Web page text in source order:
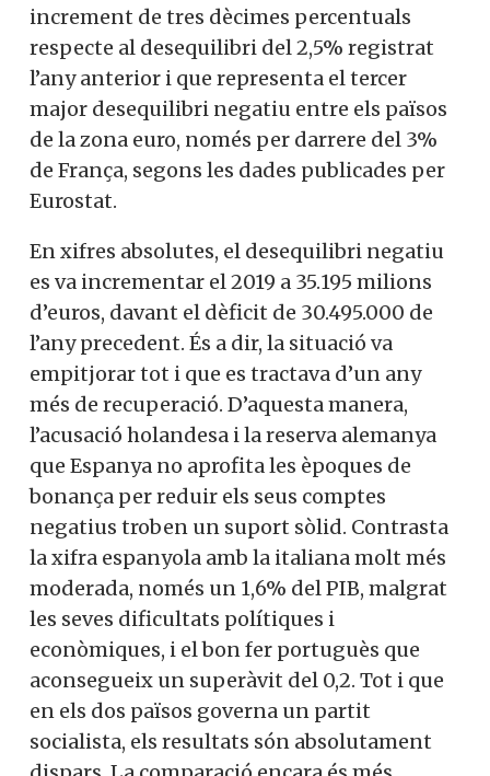
increment de tres dècimes percentuals
respecte al desequilibri del 2,5% registrat
l’any anterior i que representa el tercer
major desequilibri negatiu entre els països
de la zona euro, només per darrere del 3%
de França, segons les dades publicades per
Eurostat.
En xifres absolutes, el desequilibri negatiu
es va incrementar el 2019 a 35.195 milions
d’euros, davant el dèficit de 30.495.000 de
l’any precedent. És a dir, la situació va
empitjorar tot i que es tractava d’un any
més de recuperació. D’aquesta manera,
l’acusació holandesa i la reserva alemanya
que Espanya no aprofita les èpoques de
bonança per reduir els seus comptes
negatius troben un suport sòlid. Contrasta
la xifra espanyola amb la italiana molt més
moderada, només un 1,6% del PIB, malgrat
les seves dificultats polítiques i
econòmiques, i el bon fer portuguès que
aconsegueix un superàvit del 0,2. Tot i que
en els dos països governa un partit
socialista, els resultats són absolutament